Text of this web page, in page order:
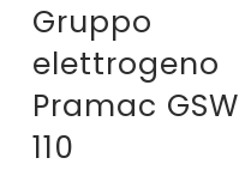
Gruppo
elettrogeno
Pramac GSW
110